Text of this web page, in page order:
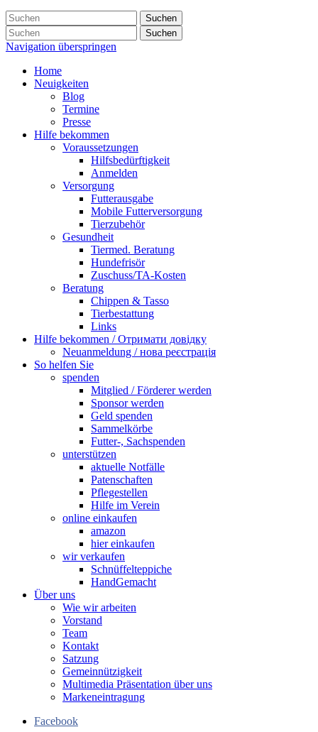
Suchen
Suchen
Navigation überspringen
Home
Neuigkeiten
Blog
Termine
Presse
Hilfe bekommen
Voraussetzungen
Hilfsbedürftigkeit
Anmelden
Versorgung
Futterausgabe
Mobile Futterversorgung
Tierzubehör
Gesundheit
Tiermed. Beratung
Hundefrisör
Zuschuss/TA-Kosten
Beratung
Chippen & Tasso
Tierbestattung
Links
Hilfe bekommen / Отримати довідку
Neuanmeldung / нова реєстрація
So helfen Sie
spenden
Mitglied / Förderer werden
Sponsor werden
Geld spenden
Sammelkörbe
Futter-, Sachspenden
unterstützen
aktuelle Notfälle
Patenschaften
Pflegestellen
Hilfe im Verein
online einkaufen
amazon
hier einkaufen
wir verkaufen
Schnüffelteppiche
HandGemacht
Über uns
Wie wir arbeiten
Vorstand
Team
Kontakt
Satzung
Gemeinnützigkeit
Multimedia Präsentation über uns
Markeneintragung
Facebook